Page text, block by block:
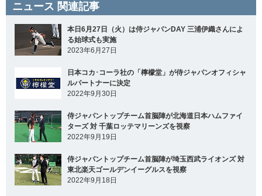
ニュース 関連記事
本日6月27日（火）は侍ジャパンDAY 三浦伊織さんによ
る始球式も実施
2023年6月27日
日本コカ･コーラ社の「檸檬堂」が侍ジャパンオフィシャ
ルパートナーに決定
2022年9月30日
侍ジャパントップチーム首脳陣が北海道日本ハムファイ
ターズ 対 千葉ロッテマリーンズを視察
2022年9月19日
侍ジャパントップチーム首脳陣が埼玉西武ライオンズ 対
東北楽天ゴールデンイーグルスを視察
2022年9月18日